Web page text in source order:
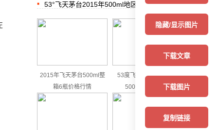
53°飞天茅台2015年500ml地区行情价格
2015年飞天茅台500ml整
箱6瓶价格行情
53度飞天茅台2015年份
500ml箱装参考价
隐藏/显示图片
下载文章
下载图片
复制链接